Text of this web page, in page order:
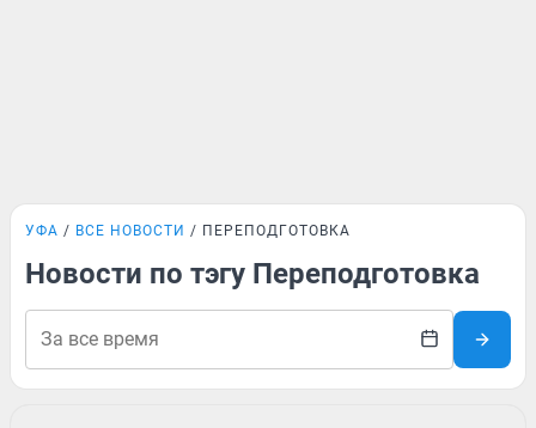
УФА ВСЕ НОВОСТИ ПЕРЕПОДГОТОВКА
Новости по тэгу Переподготовка